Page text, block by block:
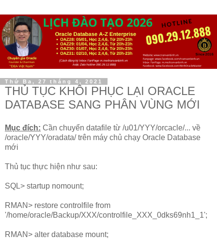
Thứ Ba, 27 tháng 4, 2021
THỦ TỤC KHÔI PHỤC LẠI ORACLE
DATABASE SANG PHÂN VÙNG MỚI
Mục đích: Cần chuyển datafile từ /u01/YYY/orcacle/... về
/oracle/YYY/oradata/ trên máy chủ chạy Oracle Database
mới
Thủ tục thực hiện như sau:
SQL> startup nomount;
RMAN> restore controlfile from
'/home/oracle/Backup/XXX/controlfile_XXX_0dks69nh1_1';
RMAN> alter database mount;